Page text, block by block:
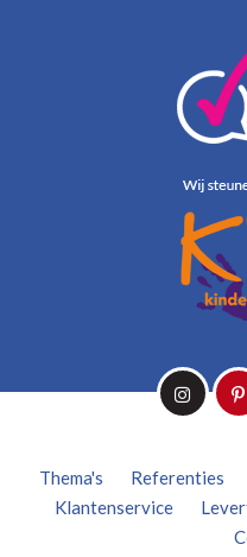
Thema's Referenties
Klantenservice